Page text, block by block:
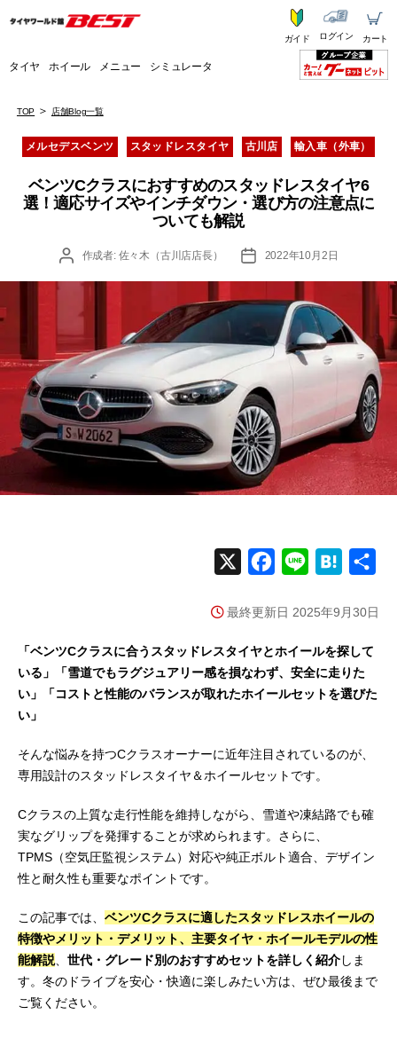
タイヤ ホイール メニュー シミュレータ
ガイド ログイン カート
TOP 店舗Blog一覧
カ
テ
リ
ー
メルセデスベンツ スタッドレスタイヤ 古川店 輸入車（外車）
ベンツCクラスにおすすめのスタッドレスタイヤ6
選！適応サイズやインチダウン・選び方の注意点に
ついても解説
投
作成者: 佐々木（古川店店長）
投
2022年10月2日
c
b
o
k
n
t
n
a
最終更新日 2025年9月30日
「ベンツCクラスに合うスタッドレスタイヤとホイールを探して
いる」「雪道でもラグジュアリー感を損なわず、安全に走りた
い」「コストと性能のバランスが取れたホイールセットを選びた
い」
そんな悩みを持つCクラスオーナーに近年注目されているのが、
専用設計のスタッドレスタイヤ＆ホイールセットです。
Cクラスの上質な走行性能を維持しながら、雪道や凍結路でも確
実なグリップを発揮することが求められます。さらに、
TPMS（空気圧監視システム）対応や純正ボルト適合、デザイン
性と耐久性も重要なポイントです。
この記事では、 ベンツCクラスに適したスタッドレスホイールの
特徴やメリット・デメリット、主要タイヤ・ホイールモデルの性
能解説
世代・グレード別のおすすめセットを詳しく紹介しま
す。冬のドライブを安心・快適に楽しみたい方は、ぜひ最後まで
ご覧ください。